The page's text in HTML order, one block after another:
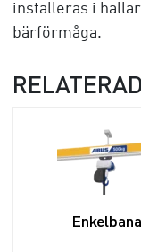
installeras i
bärförmåga.
Enkelbana